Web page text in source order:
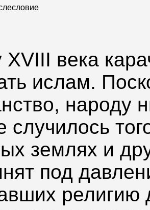
XVIII века
ислам.
народу
случилось
землях и
под
религию